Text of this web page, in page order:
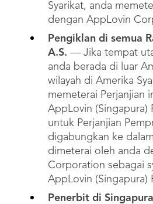
Syarikat, anda
dengan AppLovin
Pengiklan di semua
A.S. — Jika tempat
anda berada di luar
wilayah di Amerika
memeterai Perjanjian
AppLovin (Singapura)
untuk Perjanjian
digabungkan ke
dimeterai oleh anda
Corporation sebagai
AppLovin (Singapura)
Penerbit di Singapura